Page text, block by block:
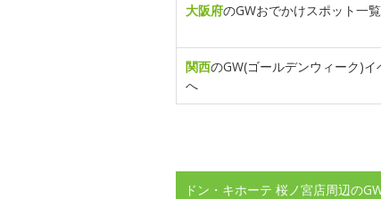
大阪府のGWおでかけスポット一
関西のGW(ゴールデンウィーク)イ
へ
ドン・キホーテ 桜ノ宮店周辺の